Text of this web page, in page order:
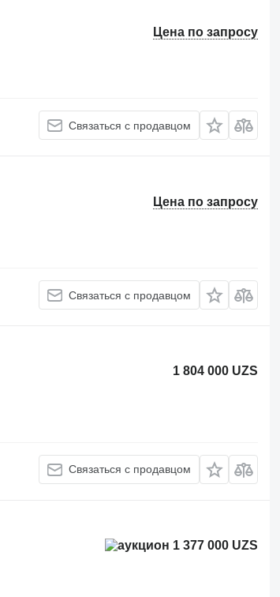
Цена по запросу
Связаться с продавцом
Цена по запросу
Связаться с продавцом
1 804 000 UZS
Связаться с продавцом
1 377 000 UZS